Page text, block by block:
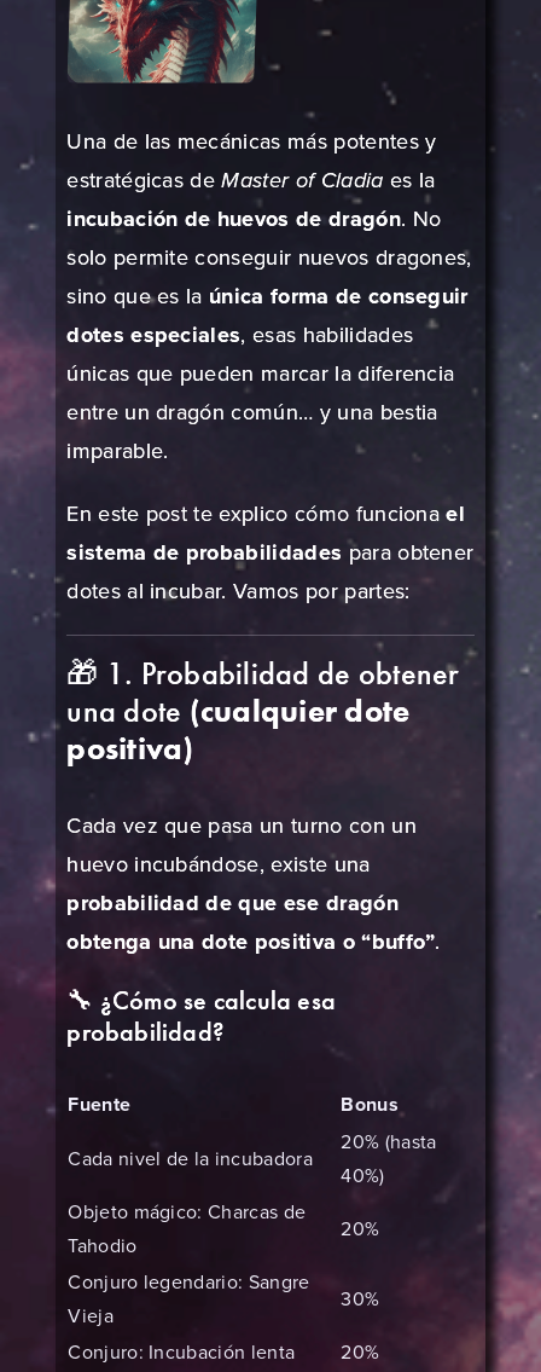
Una de las mecánicas más potentes y
estratégicas deMaster of Cladia es la
incubación de huevos de dragón. No
solo permite conseguir nuevos dragones,
sino que es la única forma de conseguir
dotes especiales, esas habilidades
únicas que pueden marcar la diferencia
entre un dragón común… y una bestia
imparable.
En este post te explico cómo funcionael
sistema de probabilidades para obtener
dotes al incubar. Vamos por partes:
🎁 1. Probabilidad de obtener
una dote (cualquier dote
positiva)
Cada vez que pasa un turno con un
huevo incubándose, existe una
probabilidad de que ese dragón
obtenga una dote positiva o “buffo”.
🔧 ¿Cómo se calcula esa
probabilidad?
Fuente Bonus
Cada nivel de la incubadora
20% (hasta
40%)
Objeto mágico: Charcas de
Tahodio
20%
Conjuro legendario: Sangre
Vieja
30%
Conjuro: Incubación lenta
20%